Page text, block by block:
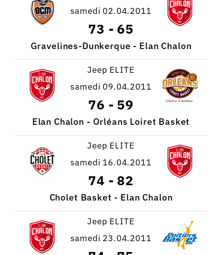
samedi 02.04.2011
73 - 65
Gravelines-Dunkerque - Elan Chalon
Jeep ELITE
samedi 09.04.2011
76 - 59
Elan Chalon - Orléans Loiret Basket
Jeep ELITE
samedi 16.04.2011
74 - 82
Cholet Basket - Elan Chalon
Jeep ELITE
samedi 23.04.2011